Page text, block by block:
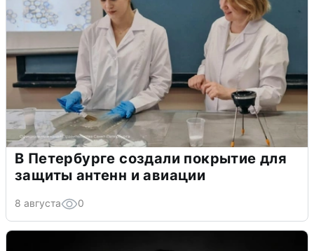
В Петербурге создали покрытие для
защиты антенн и авиации
8 августа 0